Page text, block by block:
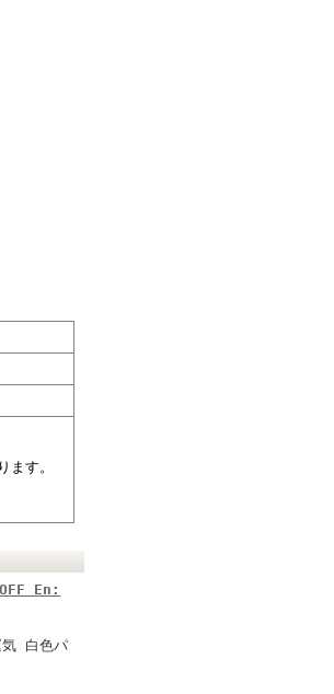
ます。
En:
白色パ